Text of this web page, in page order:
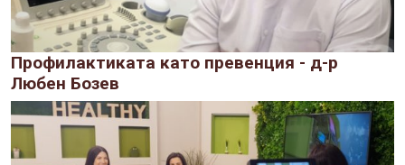
Профилактиката като превенция - д-р
Любен Бозев